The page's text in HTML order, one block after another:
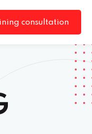
consultation